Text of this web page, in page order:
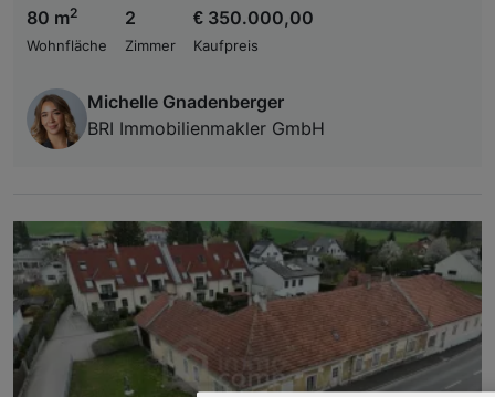
80 m2
Wohnfläche
2
Zimmer
€ 350.000,00
Kaufpreis
Michelle Gnadenberger
BRI Immobilienmakler GmbH